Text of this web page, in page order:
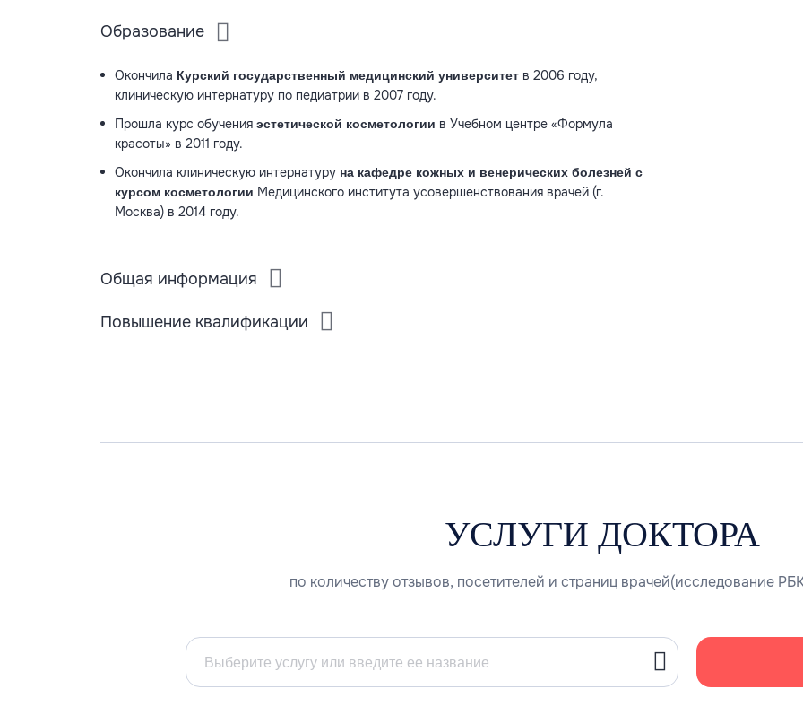
Образование
Окончила Курский государственный медицинский университет в 2006 году,
клиническую интернатуру по педиатрии в 2007 году.
Прошла курс обучения эстетической косметологии в Учебном центре «Формула
красоты» в 2011 году.
Окончила клиническую интернатуру на кафедре кожных и венерических болезней с
курсом косметологии Медицинского института усовершенствования врачей (г.
Москва) в 2014 году.
Общая информация
Повышение квалификации
УСЛУГИ ДОКТОРА
по количеству отзывов, посетителей и страниц врачей(исследование